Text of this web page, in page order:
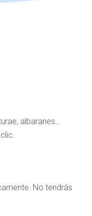
albaranes…
No tendrás